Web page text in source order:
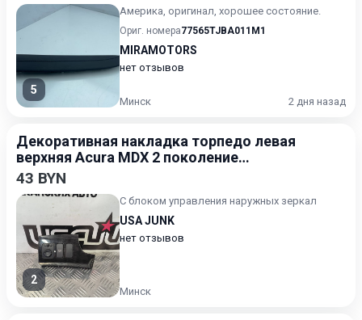
5
Америка, оригинал, хорошее состояние.
Ориг. номера77565TJBA011M1
MIRAMOTORS
нет отзывов
Минск 2 дня назад
Декоративная накладка торпедо левая
верхняя Acura MDX 2 поколение
[рестайлинг] 2010-2013
43 BYN
2
С блоком управления наружных зеркал
USA JUNK
нет отзывов
Минск